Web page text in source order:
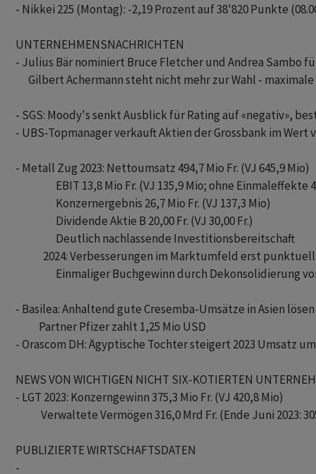
- Nikkei 225 (Montag): -2,19 Prozent auf 38'820 Punkte
UNTERNEHMENSNACHRICHTEN
- Julius Bär nominiert Bruce Fletcher und Andrea Sambo
Gilbert Achermann steht nicht mehr zur Wahl -
- SGS: Moody's senkt Ausblick für Rating auf «negativ»,
- UBS-Topmanager verkauft Aktien der Grossbank im Wert
- Metall Zug 2023: Nettoumsatz 494,7 Mio Fr. (VJ 645,9 Mio)
EBIT 13,8 Mio Fr. (VJ 135,9 Mio; ohne
                   Konzernergebnis 26,7 Mio Fr. (VJ 137,3 Mio)
                   Dividende Aktie B 20,00 Fr. (VJ 30,00 Fr.)
                   Deutlich nachlassende Investitionsbereitschaft
2024: Verbesserungen im Marktumfeld erst
Einmaliger Buchgewinn durch Dekonsolidierung
- Basilea: Anhaltend gute Cresemba-Umsätze in Asien
           Partner Pfizer zahlt 1,25 Mio USD
- Orascom DH: Ägyptische Tochter steigert 2023 Umsatz
NEWS VON WICHTIGEN NICHT SIX-KOTIERTEN
- LGT 2023: Konzerngewinn 375,3 Mio Fr. (VJ 420,8 Mio)
Verwaltete Vermögen 316,0 Mrd Fr. (Ende Juni 2023:
PUBLIZIERTE WIRTSCHAFTSDATEN
-